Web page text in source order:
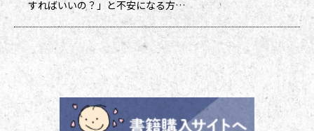
すればいいの？」と不安になる方も
多いのではないでしょうか。作法ば
かり気にしていては、ご先祖さまや
ご本尊さまとしっかりと向き合えま
せん。今号から２回にわたって紹介
する浄土宗の作法の基本をおさえ、
大切な方と向き合い、よりよい時間
を過ごしましょう。 袈裟のつけ方
お参りや法要の時に、ぜひ身に着け